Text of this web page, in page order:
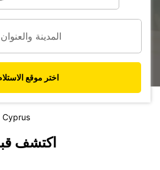
اختر موقع
Cyprus
اكتشف